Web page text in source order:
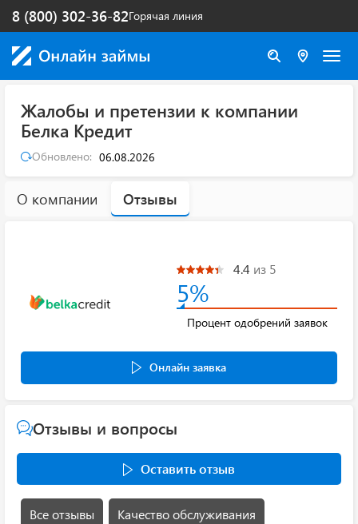
Горячая линия
8 (800) 302-36-82
Жалобы и претензии к компании
Белка Кредит
Обновлено: 06.08.2026
О компании Отзывы
4.4 из 5
5%
Процент одобрений заявок
Онлайн заявка
Отзывы и вопросы
Оставить отзыв
Все отзывы Качество обслуживания